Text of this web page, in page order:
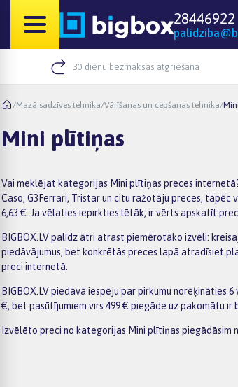
28446922
30 dienu bezmaksas atgriešana
/Mazā sadzīves tehnika/Vārīšanas un cepšanas tehnika/
Mini plītiņas
Vai meklējat kategorijas Mini plītiņas preces
Caso, G3Ferrari, Tristar un citu ražotāju preces, tāpēc
6,63 €. Ja vēlaties iepirkties lētāk, ir vērts apskatīt
BIGBOX.LV palīdz ātri atrast piemērotāko izvēli:
piedāvājumus, bet konkrētās preces lapā atradīsiet
preci internetā.
BIGBOX.LV piedāvā iespēju par pirkumu
€, bet pasūtījumiem virs 499 € piegāde uz pakomātu ir
Izvēlēto preci no kategorijas Mini plītiņas